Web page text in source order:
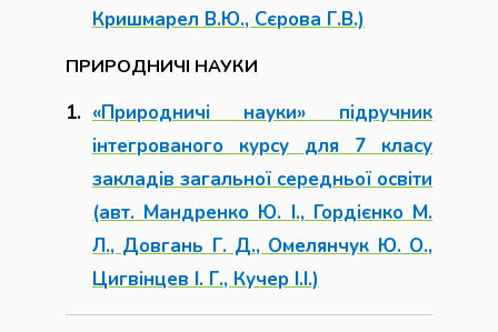
Кришмарел В.Ю., Сєрова Г.В.)
ПРИРОДНИЧІ НАУКИ
«Природничі науки» підручник
інтегрованого курсу для 7 класу
закладів загальної середньої освіти
(авт. Мандренко Ю. І., Гордієнко М.
Л., Довгань Г. Д., Омелянчук Ю. О.,
Цигвінцев І. Г., Кучер І.І.)